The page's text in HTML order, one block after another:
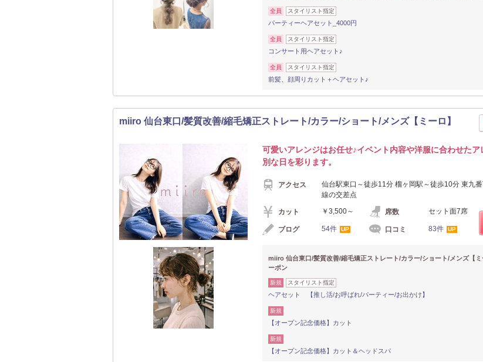
全員 スタイリスト指定
パーティーヘアセット_4000円
全員 スタイリスト指定
コンサート用ヘアセット♪
全員 スタイリスト指定
前髪、顔周りカット＋ヘアセット♪
miiro 仙台東口/髪質改善/縮毛矯正ストレート/カラー/ショート/メンズ【ミーロ】
可愛いアレンジはお任せ♪イベント内容や洋服に合わせた
別な日を彩ります。
アクセス
仙台駅東口～徒歩11分 榴ヶ岡駅～徒歩10分 東九
線の交差点
カット ￥3,500～ 席数 セット面7席
ブログ 54件 UP 口コミ 83件 UP
miiro 仙台東口/髪質改善/縮毛矯正ストレート/カラー/ショート/メンズ【ミ
ーポン
新規 スタイリスト指定
ヘアセット 【推し活/お呼ばれ/パーティー/お出かけ】
新規
【オープン記念価格】カット
新規
【オープン記念価格】カット＆ヘッドスパ